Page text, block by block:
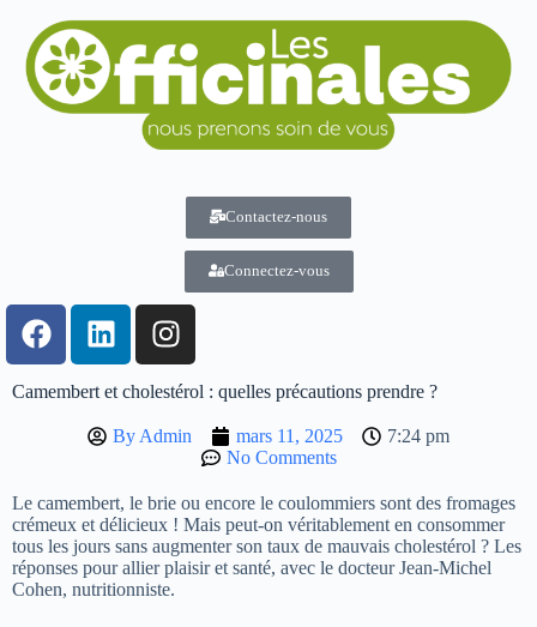
Contactez-nous
Connectez-vous
Camembert et cholestérol : quelles précautions prendre ?
By Admin mars 11, 2025
7:24 pm
No Comments
Le camembert, le brie ou encore le coulommiers sont des fromages
crémeux et délicieux ! Mais peut-on véritablement en consommer
tous les jours sans augmenter son taux de mauvais cholestérol ? Les
réponses pour allier plaisir et santé, avec le docteur Jean-Michel
Cohen, nutritionniste.